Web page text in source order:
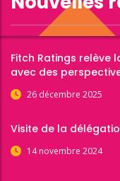
Fitch Ratings relève
avec des
26 décembre 2025
Visite de la
14 novembre 2024